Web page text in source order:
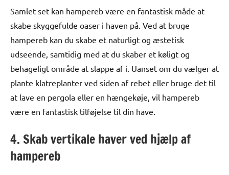
Samlet set kan hampereb være en fantastisk måde at
skabe skyggefulde oaser i haven på. Ved at bruge
hampereb kan du skabe et naturligt og æstetisk
udseende, samtidig med at du skaber et køligt og
behageligt område at slappe af i. Uanset om du vælger at
plante klatreplanter ved siden af rebet eller bruge det til
at lave en pergola eller en hængekøje, vil hampereb
være en fantastisk tilføjelse til din have.
4. Skab vertikale haver ved hjælp af
hampereb